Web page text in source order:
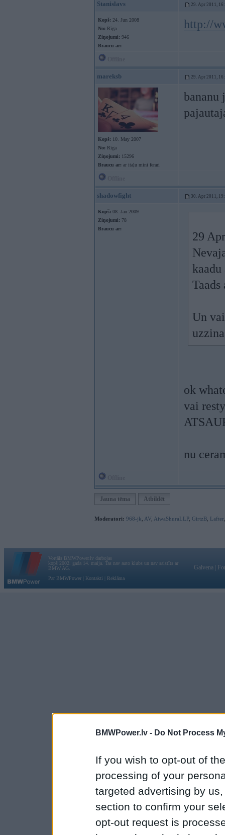
BMWPower.lv - Do Not Process
If you wish to opt-out of
processing of your
targeted advertising by
section to confirm your
opt-out request is
Stanislavs 29. Apr 2011,
Kopš: 24. Jun 2008
No: Rīga
Ziņojumi: 946
Braucu ar:
http://
mareksb 29. Apr 2011,
Kopš: 10. May 2007
No: Rīga
Ziņojumi: 15296
Braucu ar: ar itaļu mini ferari
bananu
shadowfight 30. Apr 2011,
Kopš: 08. Jan 2009
Ziņojumi: 78
Braucu ar:
29
Un
ok
vai
nu
Jauna tēma Atbildēt
Moderatori: 968-jk AV AiwaShuraLLP, GirtzB Lafter
Vortāls BMWPower.lv darbojas
kopš 2002. gada 14. maija. Tas nav auto klubs un nav saistīts ar
BMW AG.
Par BMWPower
Kontakti Reklāma
Galvena